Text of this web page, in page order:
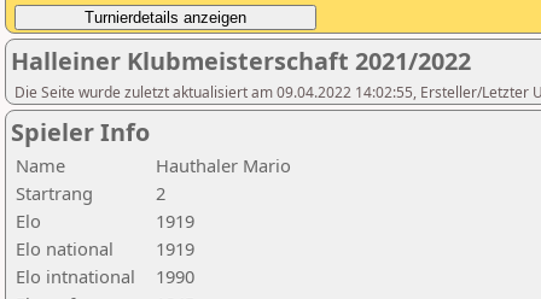
Halleiner Klubmeisterschaft 2021/2022
Die Seite wurde zuletzt aktualisiert am 09.04.2022 14:02:55, Ersteller/Letzter
Spieler Info
Name
Hauthaler Mario
Startrang
2
Elo
1919
Elo national
1919
Elo intnational
1990